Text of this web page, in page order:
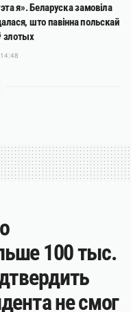
я». Беларуска замовіла
што павінна польскай
злотых
100 тыс.
не смог